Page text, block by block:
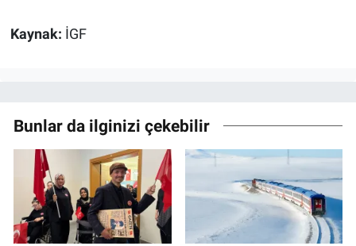
Kaynak: İGF
Bunlar da ilginizi çekebilir